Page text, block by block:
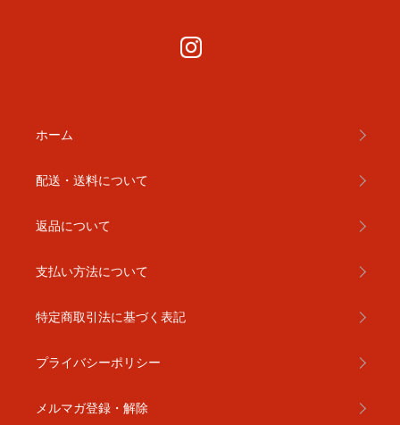
ホーム
配送・送料について
返品について
支払い方法について
特定商取引法に基づく表記
プライバシーポリシー
メルマガ登録・解除